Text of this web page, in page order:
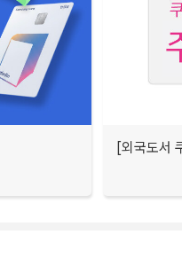
[외국도서